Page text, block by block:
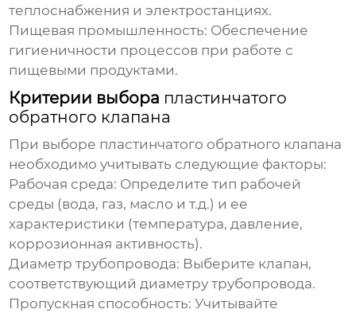
теплоснабжения и электростанциях.
Пищевая промышленность: Обеспечение
гигиеничности процессов при работе с
пищевыми продуктами.
Критерии выбора пластинчатого
обратного клапана
При выборе пластинчатого обратного клапана
необходимо учитывать следующие факторы:
Рабочая среда: Определите тип рабочей
среды (вода, газ, масло и т.д.) и ее
характеристики (температура, давление,
коррозионная активность).
Диаметр трубопровода: Выберите клапан,
соответствующий диаметру трубопровода.
Пропускная способность: Учитывайте